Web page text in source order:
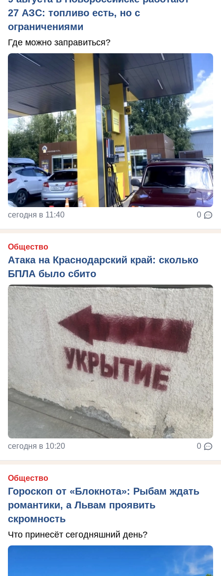
27 АЗС: топливо есть, но с
ограничениями
Где можно заправиться?
сегодня в 11:40 0
Общество
Атака на Краснодарский край: сколько
БПЛА было сбито
сегодня в 10:20 0
Общество
Гороскоп от «Блокнота»: Рыбам ждать
романтики, а Львам проявить
скромность
Что принесёт сегодняшний день?